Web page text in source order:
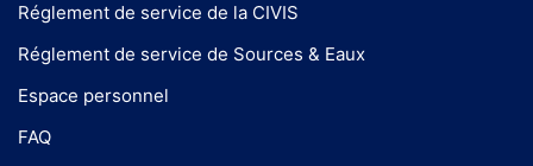
Réglement de service de la CIVIS
Réglement de service de Sources & Eaux
Espace personnel
FAQ